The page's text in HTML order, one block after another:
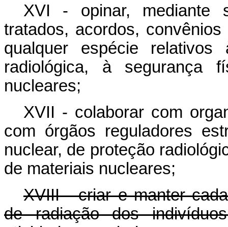
XVI - opinar, mediante
tratados, acordos,
qualquer espécie
radiológica, à segurança
nucleares;
XVII - colaborar com
com órgãos reguladores
nuclear, de proteção
de materiais nucleares;
XVIII - criar e manter
de radiação dos